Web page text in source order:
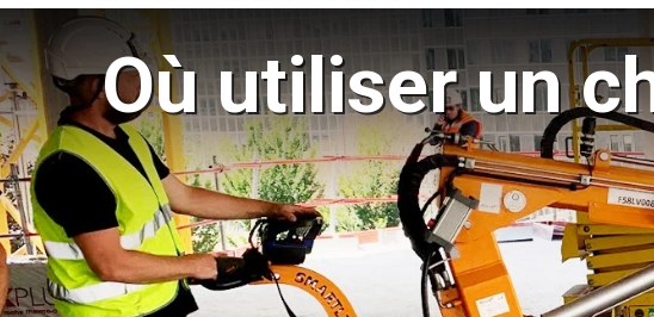
au
contenu
principal
Où utiliser un